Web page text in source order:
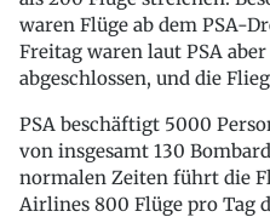
waren Flüge ab dem PSA-
Freitag waren laut PSA
abgeschlossen, und die
PSA beschäftigt 5000
von insgesamt 130
normalen Zeiten führt die
Airlines 800 Flüge pro Tag